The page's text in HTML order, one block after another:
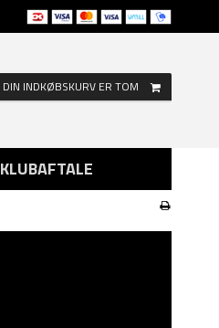
DIN INDKØBSKURV ER TOM
KLUBAFTALE